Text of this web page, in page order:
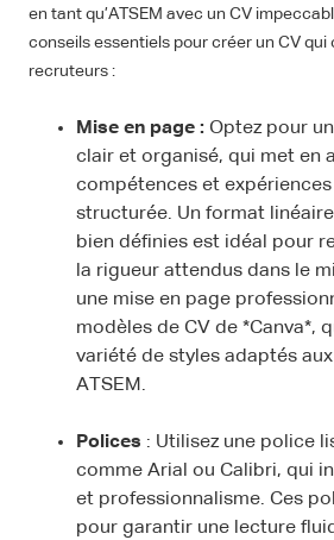
en tant qu’ATSEM avec un CV
conseils essentiels pour créer un CV qui
recruteurs :
Mise en page : Optez pour
clair et organisé, qui met en
compétences et
structurée. Un format
bien définies est idéal pour
la rigueur attendus dans le
une mise en page
modèles de CV de *Canva*,
variété de styles adaptés
ATSEM.
Polices : Utilisez une police
comme Arial ou Calibri, qui
et professionnalisme. Ces
pour garantir une lecture